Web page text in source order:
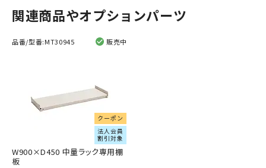
関連商品やオプションパーツ
品番/型番:MT30945 販売中
クーポン
法人会員
割引対象
W900×D450 中量ラック専用棚
板